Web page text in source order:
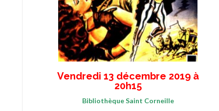
Vendredi 13 décembre 2019 à
20h15
Bibliothèque Saint Corneille